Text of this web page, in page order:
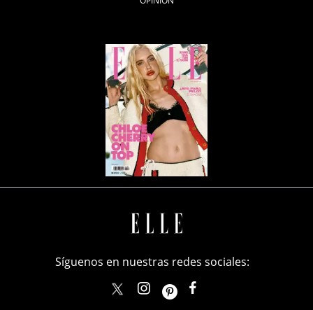
Síguenos en nuestras redes sociales:
elle_mexicoellemexico